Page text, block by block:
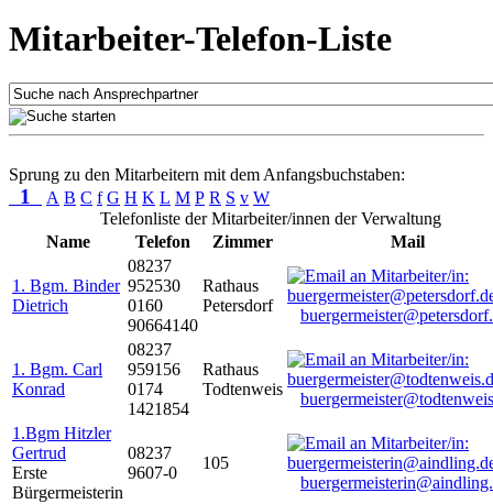
Mitarbeiter-Telefon-Liste
Sprung zu den Mitarbeitern mit dem Anfangsbuchstaben:
1 A B C f G H K L M P R S v W
Telefonliste der Mitarbeiter/innen der Verwaltung
Name
Telefon Zimmer Mail
1. Bgm. Binder
Dietrich
08237
952530
0160
90664140
Rathaus
Petersdorf
1. Bgm. Carl
Konrad
08237
959156
0174
1421854
Rathaus
Todtenweis
1.Bgm Hitzler
Gertrud
Erste
Bürgermeisterin
08237
9607-0
105